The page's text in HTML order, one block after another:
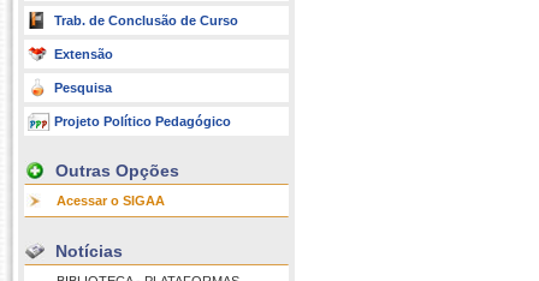
Trab. de Conclusão de Curso
Extensão
Pesquisa
Projeto Político Pedagógico
Outras Opções
Acessar o SIGAA
Notícias